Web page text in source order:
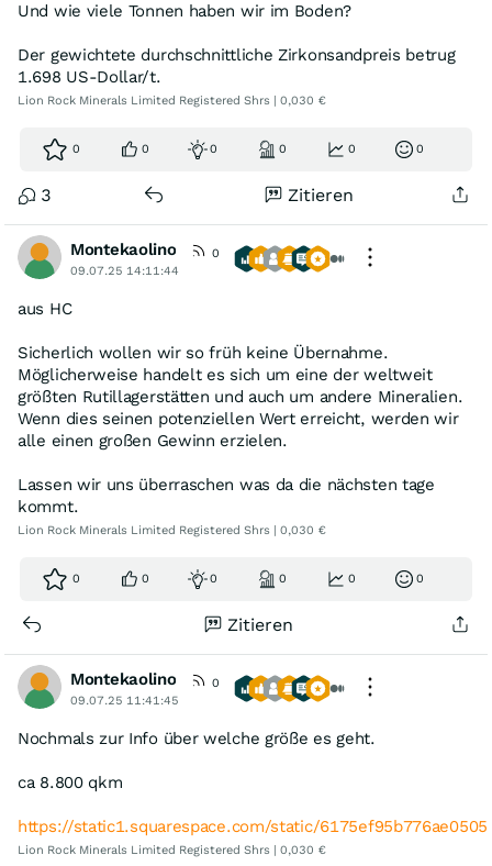
Und wie viele Tonnen haben wir im Boden?
Der gewichtete durchschnittliche Zirkonsandpreis betrug
1.698 US-Dollar/t.
Lion Rock Minerals Limited Registered Shrs | 0,030 €
0 0 0 0 0 0
3 Zitieren
Montekaolino
0
09.07.25 14:11:44
aus HC
Sicherlich wollen wir so früh keine Übernahme.
Möglicherweise handelt es sich um eine der weltweit
größten Rutillagerstätten und auch um andere Mineralien.
Wenn dies seinen potenziellen Wert erreicht, werden wir
alle einen großen Gewinn erzielen.
Lassen wir uns überraschen was da die nächsten tage
kommt.
Lion Rock Minerals Limited Registered Shrs | 0,030 €
0 0 0 0 0 0
Zitieren
Montekaolino
0
09.07.25 11:41:45
Nochmals zur Info über welche größe es geht.
ca 8.800 qkm
https://static1.squarespace.com/static/
Lion Rock Minerals Limited Registered Shrs | 0,030 €